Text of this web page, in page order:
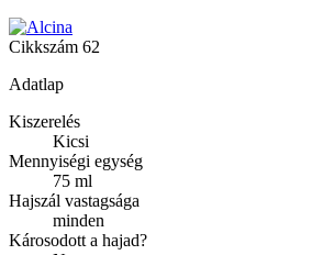
Cikkszám 62
Adatlap
Kiszerelés
Kicsi
Mennyiségi egység
75 ml
Hajszál vastagsága
minden
Károsodott a hajad?